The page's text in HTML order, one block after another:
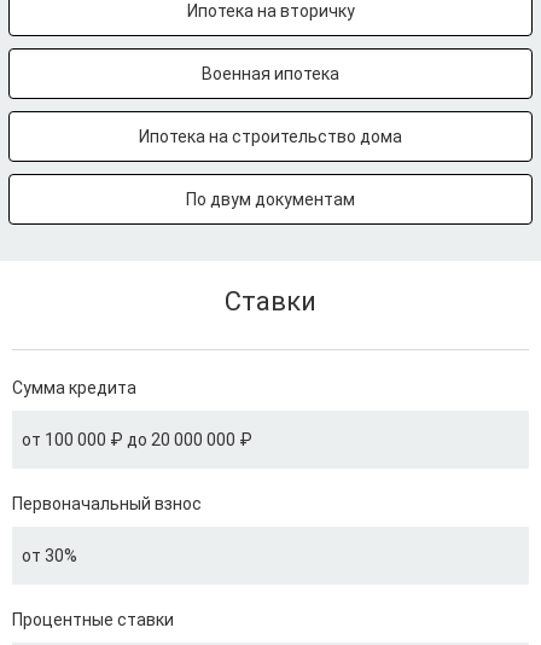
Ипотека на вторичку
Военная ипотека
Ипотека на строительство дома
По двум документам
Ставки
Сумма кредита
от 100 000 ₽ до 20 000 000 ₽
Первоначальный взнос
от 30%
Процентные ставки